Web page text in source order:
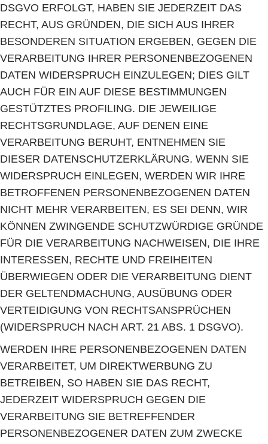
DSGVO ERFOLGT, HABEN SIE JEDERZEIT DAS
RECHT, AUS GRÜNDEN, DIE SICH AUS IHRER
BESONDEREN SITUATION ERGEBEN, GEGEN DIE
VERARBEITUNG IHRER PERSONENBEZOGENEN
DATEN WIDERSPRUCH EINZULEGEN; DIES GILT
AUCH FÜR EIN AUF DIESE BESTIMMUNGEN
GESTÜTZTES PROFILING. DIE JEWEILIGE
RECHTSGRUNDLAGE, AUF DENEN EINE
VERARBEITUNG BERUHT, ENTNEHMEN SIE
DIESER DATENSCHUTZERKLÄRUNG. WENN SIE
WIDERSPRUCH EINLEGEN, WERDEN WIR IHRE
BETROFFENEN PERSONENBEZOGENEN DATEN
NICHT MEHR VERARBEITEN, ES SEI DENN, WIR
KÖNNEN ZWINGENDE SCHUTZWÜRDIGE GRÜNDE
FÜR DIE VERARBEITUNG NACHWEISEN, DIE IHRE
INTERESSEN, RECHTE UND FREIHEITEN
ÜBERWIEGEN ODER DIE VERARBEITUNG DIENT
DER GELTENDMACHUNG, AUSÜBUNG ODER
VERTEIDIGUNG VON RECHTSANSPRÜCHEN
(WIDERSPRUCH NACH ART. 21 ABS. 1 DSGVO).
WERDEN IHRE PERSONENBEZOGENEN DATEN
VERARBEITET, UM DIREKTWERBUNG ZU
BETREIBEN, SO HABEN SIE DAS RECHT,
JEDERZEIT WIDERSPRUCH GEGEN DIE
VERARBEITUNG SIE BETREFFENDER
PERSONENBEZOGENER DATEN ZUM ZWECKE